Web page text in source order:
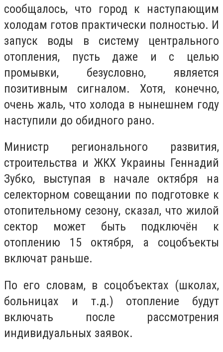
сообщалось, что город к наступающим
холодам готов практически полностью. И
запуск воды в систему центрального
отопления, пусть даже и с целью
промывки, безусловно, является
позитивным сигналом. Хотя, конечно,
очень жаль, что холода в нынешнем году
наступили до обидного рано.
Министр регионального развития,
строительства и ЖКХ Украины Геннадий
Зубко, выступая в начале октября на
селекторном совещании по подготовке к
отопительному сезону, сказал, что жилой
сектор может быть подключён к
отоплению 15 октября, а соцобъекты
включат раньше.
По его словам, в соцобъектах (школах,
больницах и т.д.) отопление будут
включать после рассмотрения
индивидуальных заявок.